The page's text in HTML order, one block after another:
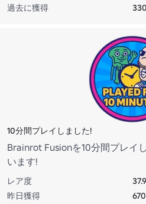
過去に獲得
10分間プレイしました!
Brainrot Fusionを10分間プレイ
います!
レア度
昨日獲得
670